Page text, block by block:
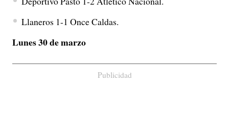
Llaneros 1-1 Once Caldas.
Lunes 30 de marzo
Publicidad